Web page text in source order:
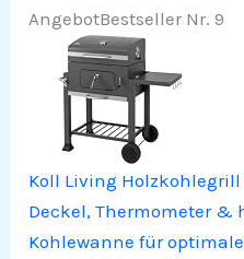
AngebotBestseller Nr. 9
Koll Living
Deckel, Thermometer &
Kohlewanne für